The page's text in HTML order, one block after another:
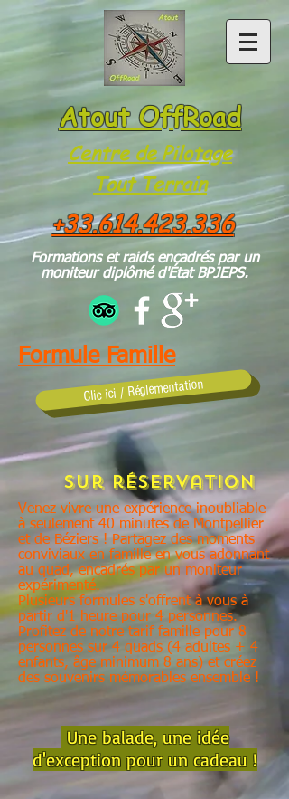
Atout OffRoad
Centre de Pilotage
Tout Terrain
+33.614.423.336
Formations et raids encadrés par un
moniteur diplômé d'État BPJEPS.
Formule Famille
Clic ici / Réglementation
Sur réservation
Venez vivre une expérience inoubliable
à seulement 40 minutes de Montpellier
et de Béziers ! Partagez des moments
conviviaux en famille en vous adonnant
au quad, encadrés par un moniteur
expérimenté.
Plusieurs formules s'offrent à vous à
partir d'1 heure pour 4 personnes.
Profitez de notre tarif famille pour 8
personnes sur 4 quads (4 adultes + 4
enfants, âge minimum 8 ans) et créez
des souvenirs mémorables ensemble !
Une balade, une idée
d'exception pour un cadeau !